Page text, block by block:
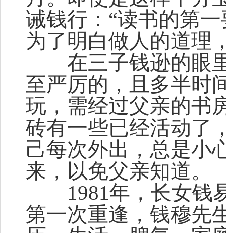
诫钱行：“读书的第
为了明白做人的道理
在三子钱逊的眼里
至严厉的，且多半时
玩，需经过父亲的书
砖有一些已经活动了
己每次外出，总是小
来，以免父亲知道。
1981年，长女钱
第一次重逢，钱穆先